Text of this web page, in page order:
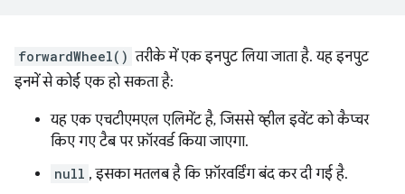
forwardWheel() तरीके में एक इनपुट लिया जाता है. यह इनपुट
इनमें से कोई एक हो सकता है:
यह एक एचटीएमएल एलिमेंट है, जिससे व्हील इवेंट को कैप्चर
किए गए टैब पर फ़ॉरवर्ड किया जाएगा.
null , इसका मतलब है कि फ़ॉरवर्डिंग बंद कर दी गई है.